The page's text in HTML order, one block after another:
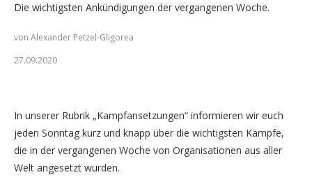
Die wichtigsten Ankündigungen der vergangenen Woche.
von Alexander Petzel-Gligorea
27.09.2020
Makwan Amirkhani springt gegen Edson Barboza ein (Foto:
In unserer Rubrik „Kampfansetzungen“ informieren wir euch
jeden Sonntag kurz und knapp über die wichtigsten Kämpfe,
die in der vergangenen Woche von Organisationen aus aller
Welt angesetzt wurden.